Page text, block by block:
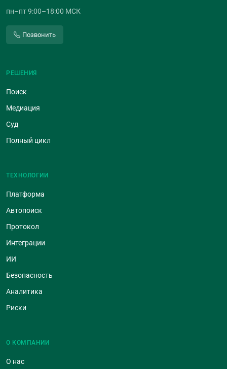
пн–пт 9:00–18:00 МСК
Позвонить
РЕШЕНИЯ
Поиск
Медиация
Суд
Полный цикл
ТЕХНОЛОГИИ
Платформа
Автопоиск
Протокол
Интеграции
ИИ
Безопасность
Аналитика
Риски
О КОМПАНИИ
О нас